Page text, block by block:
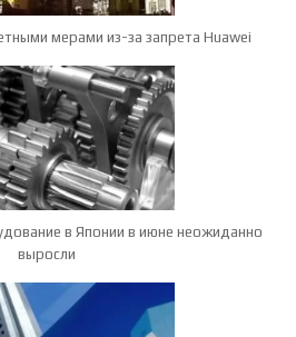
мерами из-за запрета Huawei
в Японии в июне неожиданно
выросли